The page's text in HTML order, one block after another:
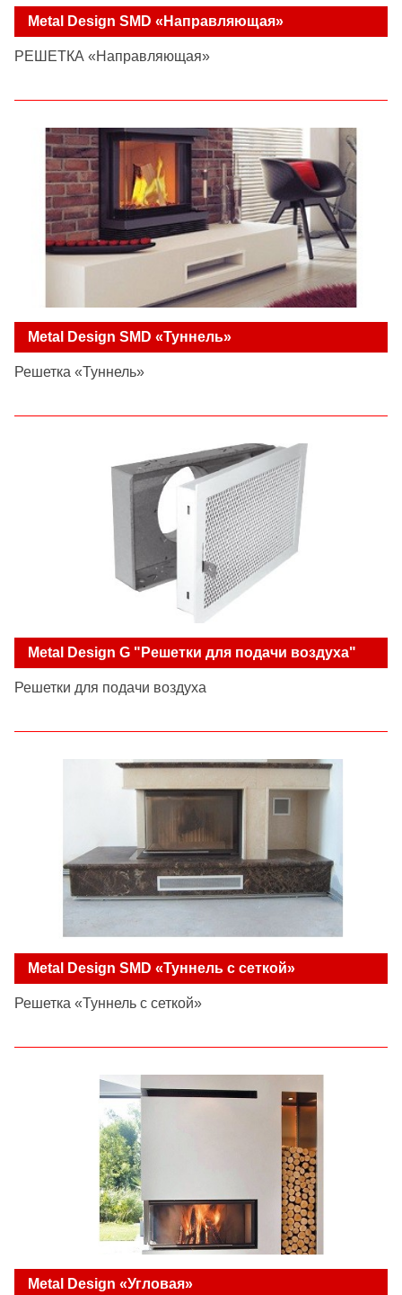
Metal Design SMD «Направляющая»
РЕШЕТКА «Направляющая»
Metal Design SMD «Туннель»
Решетка «Туннель»
Metal Design G "Решетки для подачи воздуха"
Решетки для подачи воздуха
Metal Design SMD «Туннель с сеткой»
Решетка «Туннель с сеткой»
Metal Design «Угловая»